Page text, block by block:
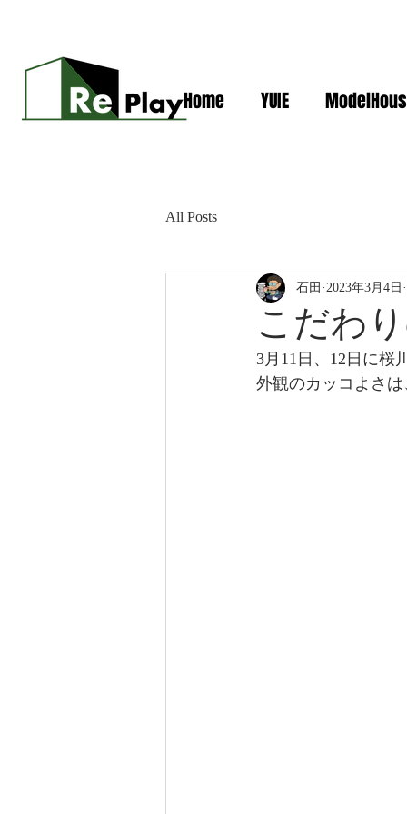
Home YUIE
All Posts
こだわ
石田 2023年3月4日
3月11日、12日に桜
外観のカッコよさ